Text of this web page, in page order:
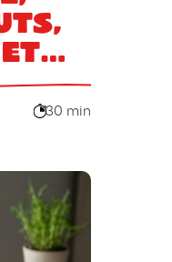
30 min